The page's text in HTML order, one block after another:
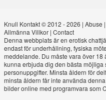
Knull Kontakt © 2012 - 2026 | Abuse |
Allmänna Villkor| Contact
Denna webbplats är en erotisk
endast för underhållning, fysiska
meddelande. Du måste vara över 18
kunna erbjuda dig den bästa
personuppgifter. Minsta åldern för
minsta åldern får inte använda
bilder online med programvara som